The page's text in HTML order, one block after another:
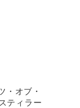
オブ・
ティラー